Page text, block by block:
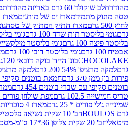
60 גרם באריזה מהודרת
מארז טסה
מארז ים של מותגיםמארז סירת
מארז התיק המתוק של טסה
תות שדה 100 גרם
גומי בליסטר עכביש 100 גרם
גרם
גומי בליסטר מילקשייק 100 גרם
גומי בליסטר דובי 100 גרם
בונ' היידי בוקה דובאי 120ג'
200 גרם
למקה מרציפן 38% 200 גרם
גרם
חמאת בוטנים סקיפי קלאסי 454 גרם
עם שברי בוטנים 454 גרם
ממרח נוטלה 400 גרם
גרם
מפת שולחן פורים כ 274*137 סמ ניילון
* 25 גרם
חב' 10
שקית